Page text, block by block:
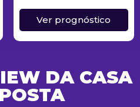
Ver prognóstico
DA CASA